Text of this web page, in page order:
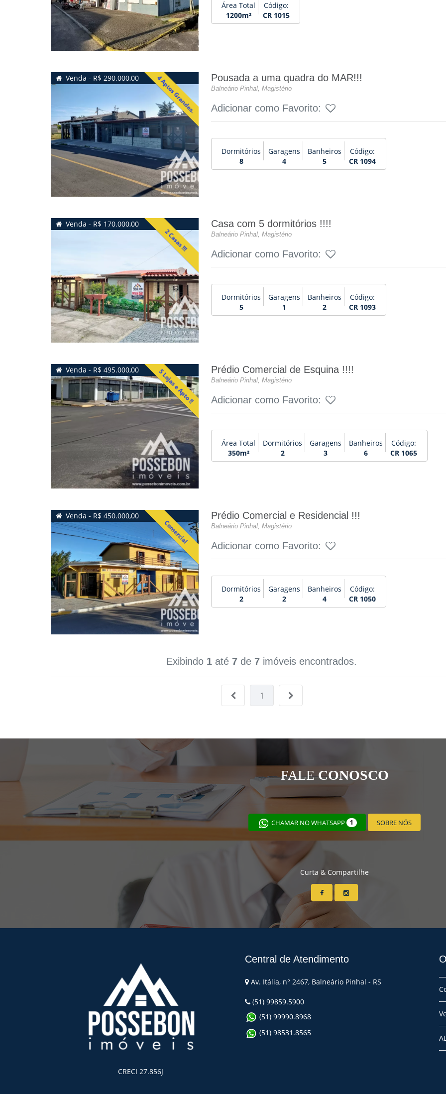
Área Total
1200m²
Código:
CR 1015
Venda - R$ 290.000,00 4 Aptos Grandes. Pousada a uma quadra do MAR!!!
Balneário Pinhal, Magistério
Adicionar como Favorito:
Dormitórios
8
Garagens
4
Banheiros
5
Código:
CR 1094
Venda - R$ 170.000,00
2 Casas !!!
Casa com 5 dormitórios !!!!
Balneário Pinhal, Magistério
Adicionar como Favorito:
Dormitórios
5
Garagens
1
Banheiros
2
Código:
CR 1093
Venda - R$ 495.000,00 5 Lojas e Apto !! Prédio Comercial de Esquina !!!!
Balneário Pinhal, Magistério
Adicionar como Favorito:
Área Total
350m²
Dormitórios
2
Garagens
3
Banheiros
6
Código:
CR 1065
Venda - R$ 450.000,00
Comercial
Prédio Comercial e Residencial !!!
Balneário Pinhal, Magistério
Adicionar como Favorito:
Dormitórios
2
Garagens
2
Banheiros
4
Código:
CR 1050
Exibindo 1 até 7 de 7 imóveis encontrados.
1
FALECONOSCO
CHAMAR NO WHATSAPP 1 SOBRE NÓS
Curta & Compartilhe
CRECI 27.856J
Central de Atendimento
Av. Itália, n° 2467, Balneário Pinhal - RS
(51) 99859.5900
(51) 99990.8968
(51) 98531.8565